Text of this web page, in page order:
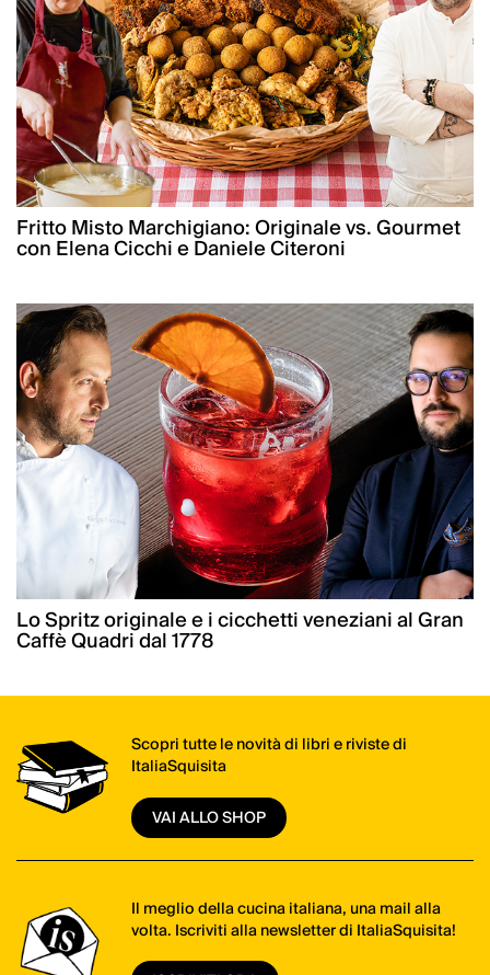
Fritto Misto Marchigiano: Originale vs. Gourmet
con Elena Cicchi e Daniele Citeroni
Lo Spritz originale e i cicchetti veneziani al Gran
Caffè Quadri dal 1778
Scopri tutte le novità di libri e riviste di
ItaliaSquisita
VAI ALLO SHOP
Il meglio della cucina italiana, una mail alla
volta. Iscriviti alla newsletter di ItaliaSquisita!